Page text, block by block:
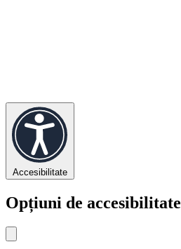
Accesibilitate
Opțiuni de accesibilitate